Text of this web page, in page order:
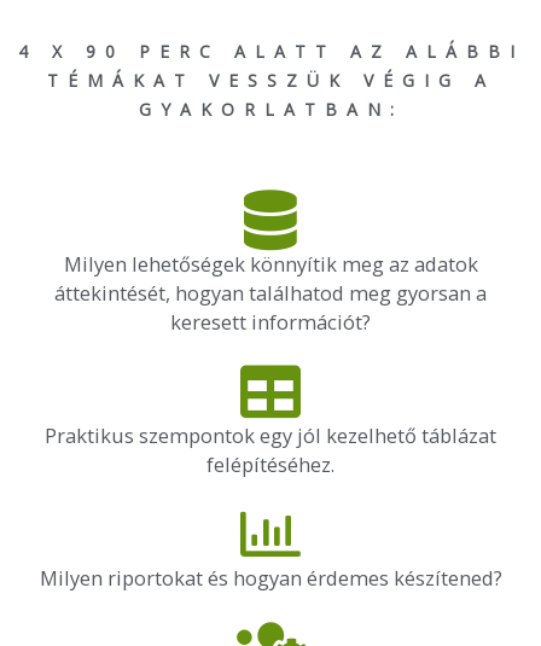
4 X 90 PERC ALATT AZ ALÁBBI
TÉMÁKAT VESSZÜK VÉGIG A
GYAKORLATBAN:
Milyen lehetőségek könnyítik meg az adatok
áttekintését, hogyan találhatod meg gyorsan a
keresett információt?
Praktikus szempontok egy jól kezelhető táblázat
felépítéséhez.
Milyen riportokat és hogyan érdemes készítened?